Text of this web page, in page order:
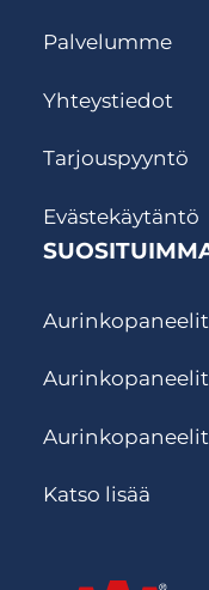
Palvelumme
Yhteystiedot
Tarjouspyyntö
Evästekäytäntö
Aurinkopaneelit
Katso lisää